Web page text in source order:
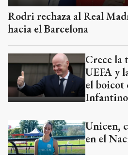
Rodri rechaza al Real
hacia el Barcelona
Crece la
UEFA y
el boicot
Infantino
Unicen,
en el